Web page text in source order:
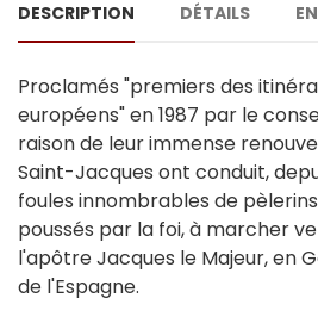
DESCRIPTION DÉTAILS
Proclamés "premiers des
européens" en 1987 par le
raison de leur immense
Saint-Jacques ont conduit,
foules innombrables de
poussés par la foi, à marcher
l'apôtre Jacques le Majeur, en
de l'Espagne.